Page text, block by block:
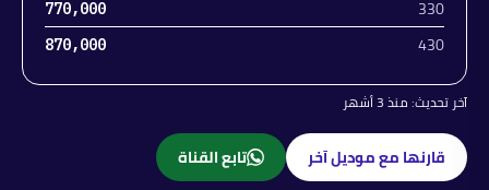
330
770,000
430
870,000
آخر تحديث:منذ 3 أشهر
قارنها مع موديل آخر تابع القناة